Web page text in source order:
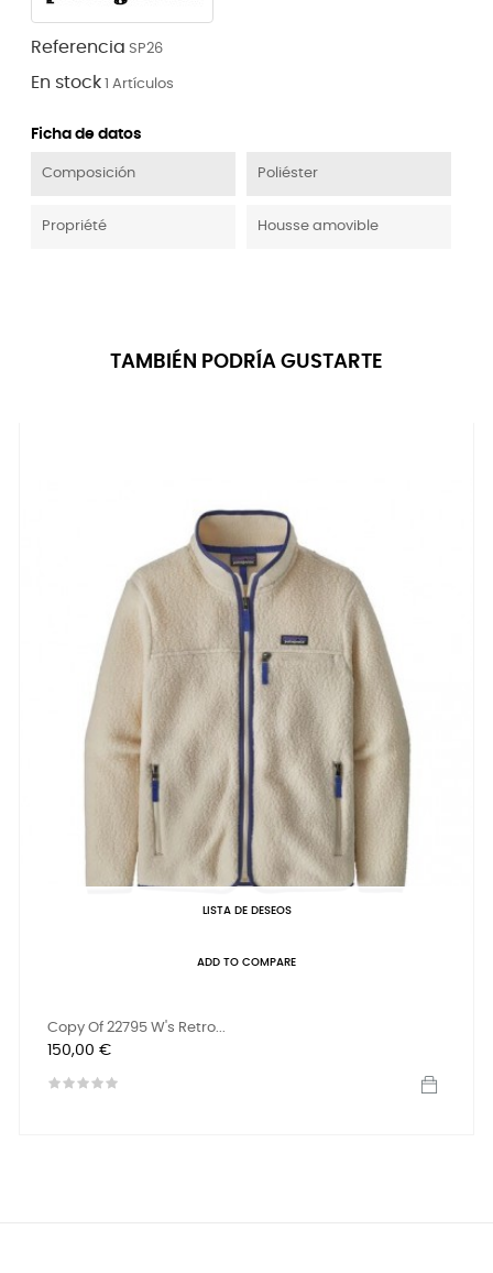
Referencia SP26
En stock 1 Artículos
Ficha de datos
Composición Poliéster
Propriété Housse amovible
TAMBIÉN PODRÍA GUSTARTE
LISTA DE DESEOS
ADD TO COMPARE
Copy Of 22795 W's Retro...
Precio
150,00 €